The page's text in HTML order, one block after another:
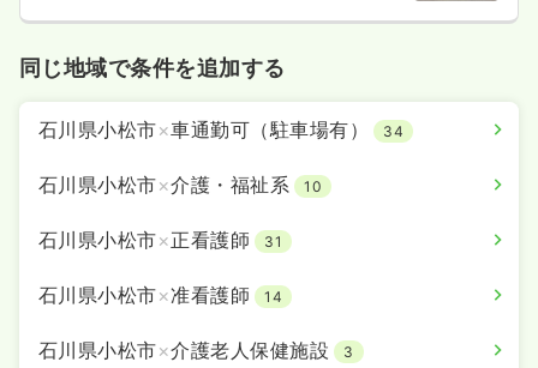
同じ地域で条件を追加する
石川県小松市×車通勤可（駐車場有） 34
石川県小松市×介護・福祉系 10
石川県小松市×正看護師 31
石川県小松市×准看護師 14
石川県小松市×介護老人保健施設 3